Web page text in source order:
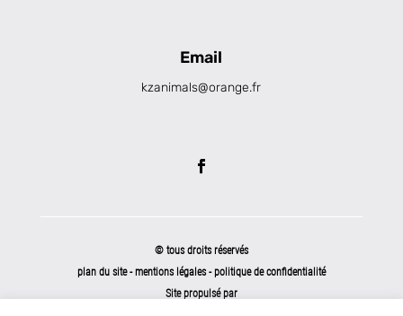
Email
kzanimals@orange.fr
© tous droits réservés
plan du site-mentions légales -politique de confidentialité
Site propulsé par